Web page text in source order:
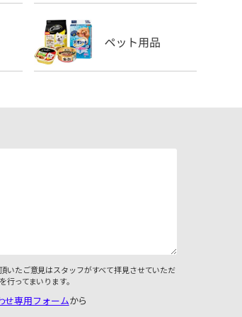
いたご意見はスタッフがすべて拝見させていただ
ってまいります。
せ専用フォームから